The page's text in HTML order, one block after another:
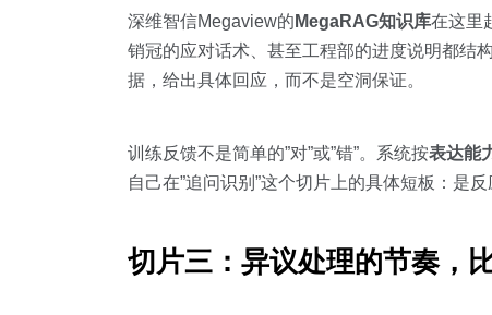
深维智信Megaview的 MegaRAG知识库在这里
销冠的应对话术、甚至工程部的进度说明都结
据，给出具体回应，而不是空洞保证。
训练反馈不是简单的”对”或”错”。系统按表达能
自己在”追问识别”这个切片上的具体短板：是
切片三：异议处理的节奏，